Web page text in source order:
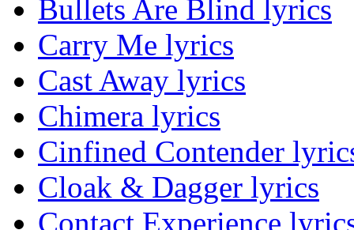
Bullets Are Blind lyrics
Carry Me lyrics
Cast Away lyrics
Chimera lyrics
Cinfined Contender
Cloak & Dagger lyrics
Contact Experience